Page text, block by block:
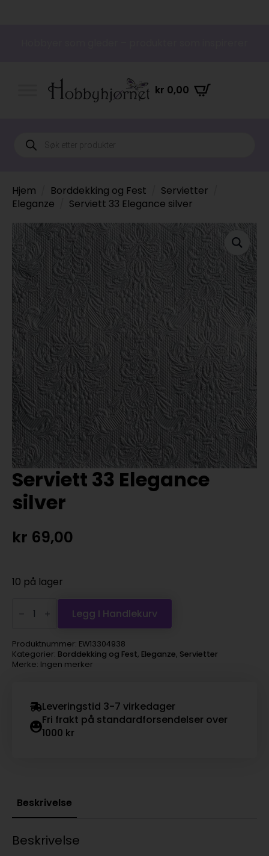
kr 0,00
Products
search
Hjem Borddekking og Fest
Servietter
Eleganze
Serviett 33 Elegance silver
Serviett 33 Elegance
silver
kr 69,00
10 på lager
Elegance
antall
Legg I Handlekurv
Produktnummer: EW13304938
Kategorier: Borddekking og Fest, Eleganze, Servietter
Merke: Ingen merker
Leveringstid 3-7 virkedager
Fri frakt på standardforsendelser over
1000 kr
Beskrivelse
Beskrivelse